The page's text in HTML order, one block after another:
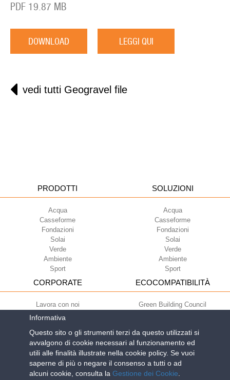
PDF 19.87 MB
DOWNLOAD LEGGI QUI
vedi tutti Geogravel file
PRODOTTI
Acqua
Casseforme
Fondazioni
Solai
Verde
Ambiente
Sport
SOLUZIONI
Acqua
Casseforme
Fondazioni
Solai
Verde
Ambiente
Sport
CORPORATE
Lavora con noi
Termini di utilizzo
Newsletter
ECOCOMPATIBILITÀ
Green Building Council
Geoplast S.p.A.
| Via Martiri della Libertà, 6/8 - 35010 Grantorto (Padova)
ITALY - Tel+39 049 9490289 - info@geoplastglobal.com
Informativa
Questo sito o gli strumenti terzi da questo utilizzati si
avvalgono di cookie necessari al funzionamento ed
utili alle finalità illustrate nella cookie policy. Se vuoi
saperne di più o negare il consenso a tutti o ad
alcuni cookie, consulta la Gestione dei Cookie